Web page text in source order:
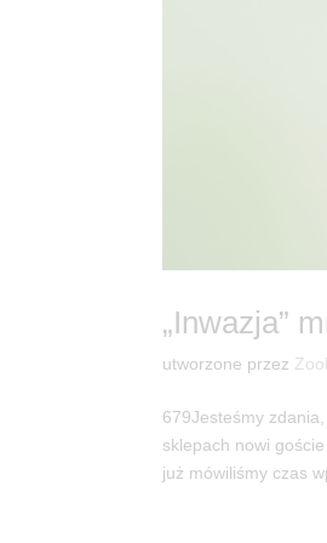
„Inwazja”
utworzone przez
679Jesteśmy
sklepach nowi
już mówiliśmy czas